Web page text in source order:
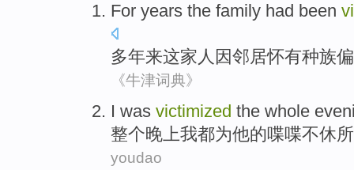
For years the family had been
多年来这家人因邻居怀有种族
《牛津词典》
I was victimized the whole
整个晚上我都为他的喋喋不休
youdao